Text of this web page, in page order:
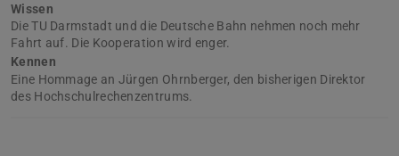
Wissen
Die TU Darmstadt und die Deutsche Bahn nehmen noch mehr
Fahrt auf. Die Kooperation wird enger.
Kennen
Eine Hommage an Jürgen Ohrnberger, den bisherigen Direktor
des Hochschulrechenzentrums.